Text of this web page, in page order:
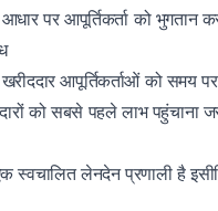
पर आपूर्तिकर्ता को भुगतान
आपूर्तिकर्ताओं को समय
को सबसे पहले लाभ
स्वचालित लेनदेन प्रणाली है